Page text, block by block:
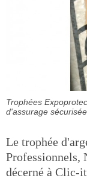
Trophées
d'assurage
Le trophée
Professionnels,
décerné à Clic-